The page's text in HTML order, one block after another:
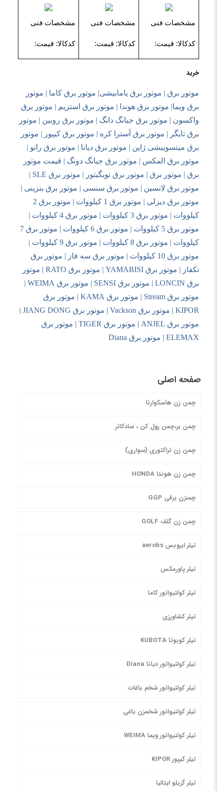
مشخصات فنی
کدکالا: قیمت:
مشخصات فنی
کدکالا: قیمت:
مشخصات فنی
کدکالا: قیمت:
خرید
موتور برق | موتور برق یامابیشی| موتور برق کاما | موتور
برق ویما| موتور برق هوندا | موتور برق استریم | موتور برق
واکسون | موتور برق جیانگ دانگ | موتور برق روبین | موتور
برق تایگر | موتور برق آسترا کره | موتور برق کیپور | موتور
برق میتسوبیشی ژاپن | موتور برق دیانا | موتور برق راتو |
موتور برق المکس | موتور برق جیانگ دونگ | قیمت موتور
برق | موتور برق | موتور برق نویگیتور | موتور برق SLE
|
موتور برق لانسین | موتور برق سنسی | موتور برق بنزینی |
موتور برق دیزلی | موتور برق 1 کیلووات | موتور برق 2
کیلووات | موتور برق 3 کیلووات | موتور برق 4 کیلووات |
موتور برق 5 کیلووات | موتور برق 6 کیلووات | موتور برق 7
کیلووات | موتور برق 8 کیلووات | موتور برق 9 کیلووات |
موتور برق 10 کیلووات | موتور برق سه فاز | موتور برق
تکفاز | موتور برق YAMABISI | موتور برق RATO | موتور
برق LONCIN | موتور برق SENSI | موتور برق WEIMA
|
موتور برق Stream | موتور برق KAMA | موتور برق
KIPOR | موتور برق Vackson | موتور برق JIANG DONG
|
موتور برق ANJEL | موتور برق TIGER | موتور برق
ELEMAX | موتور برق Diana
صفحه اصلی
چمن زن هاسکوارنا
چمن بر،چمن رول کن ، سادکاتر
چمن زن تراکتوری (سواری)
چمن زن هوندا HONDA
چمنزن برقی GGP
چمن زن گلف GOLF
تیلر ایروبس aerobs
تیلر پاورمکس
تیلر کولتیواتور کاما
تیلر کشاورزی
تیلر کوبوتا KUBOTA
تیلر کولتیواتور دیانا Diana
تیلر کولتیواتور شخم باغات
تیلر کولتیواتور شخمزن باغی
تیلر کولتیواتور ویما WEIMA
تیلر کیپور KIPOR
تیلر گریلو ایتالیا